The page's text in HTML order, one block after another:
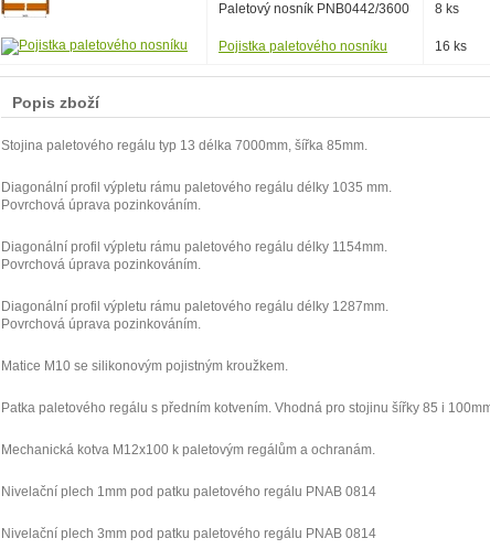
Paletový nosník PNB0442/3600 8 ks
Pojistka paletového nosníku 16 ks
Popis zboží
Stojina paletového regálu typ 13 délka 7000mm, šířka 85mm.
Diagonální profil výpletu rámu paletového regálu délky 1035 mm.
Povrchová úprava pozinkováním.
Diagonální profil výpletu rámu paletového regálu délky 1154mm.
Povrchová úprava pozinkováním.
Diagonální profil výpletu rámu paletového regálu délky 1287mm.
Povrchová úprava pozinkováním.
Matice M10 se silikonovým pojistným kroužkem.
Patka paletového regálu s předním kotvením. Vhodná pro stojinu šířky 85 i
Mechanická kotva M12x100 k paletovým regálům a ochranám.
Nivelační plech 1mm pod patku paletového regálu PNAB 0814
Nivelační plech 3mm pod patku paletového regálu PNAB 0814